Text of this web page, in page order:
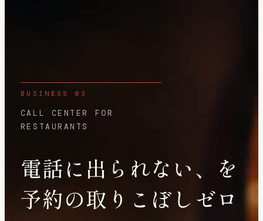
BUSINESS 03
CALL CENTER FOR
RESTAURANTS
電話に出られない、を
予約の取りこぼしゼロ